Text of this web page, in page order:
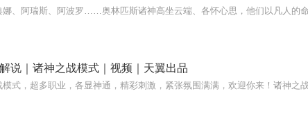
说｜诸神之战模式｜视频｜天翼出品